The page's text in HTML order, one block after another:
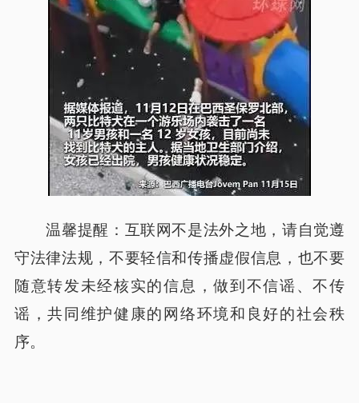
温馨提醒：互联网不是法外之地，请自觉遵
守法律法规，不要轻信和传播虚假信息，也不要
随意转发未经核实的信息，做到不信谣、不传
谣，共同维护健康的网络环境和良好的社会秩
序。